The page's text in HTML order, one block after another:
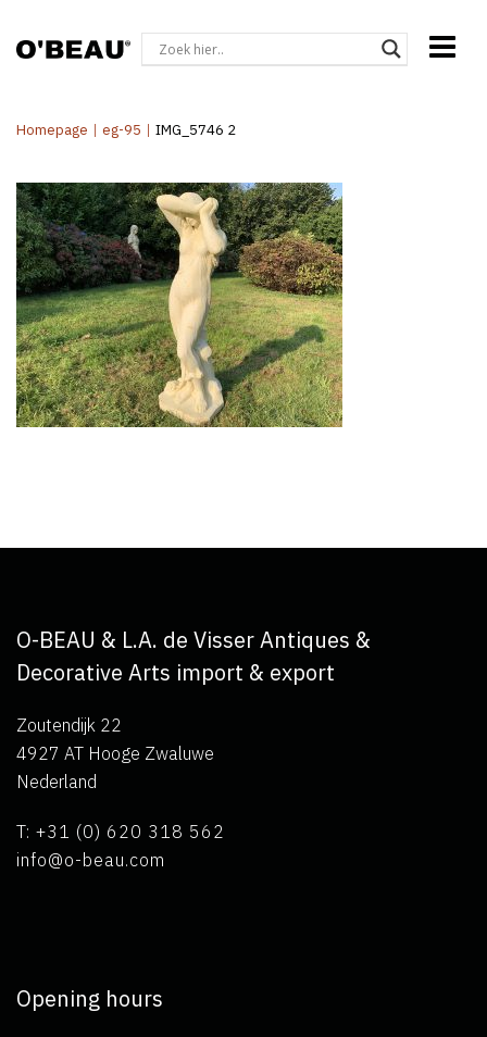
Homepage | eg-95 | IMG_5746 2
O-BEAU & L.A. de Visser Antiques &
Decorative Arts import & export
Zoutendijk 22
4927 AT Hooge Zwaluwe
Nederland
T: +31 (0) 620 318 562
info@o-beau.com
Opening hours